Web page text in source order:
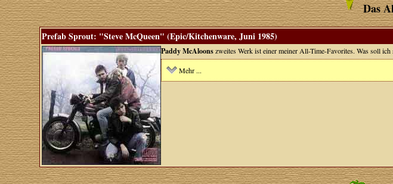
Das
Prefab Sprout: "Steve McQueen" (Epic/Kitchenware, Juni 1985)
Paddy McAloonszweites Werk ist einer meiner All-Time-Favorites. Was soll ich
Mehr ...